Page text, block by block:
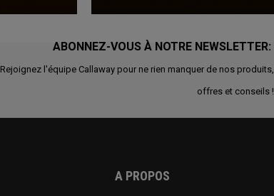
ABONNEZ-VOUS À NOTRE NEWSLETTER:
Rejoignez l'équipe Callaway pour ne rien manquer de nos produits,
offres et conseils !
A PROPOS